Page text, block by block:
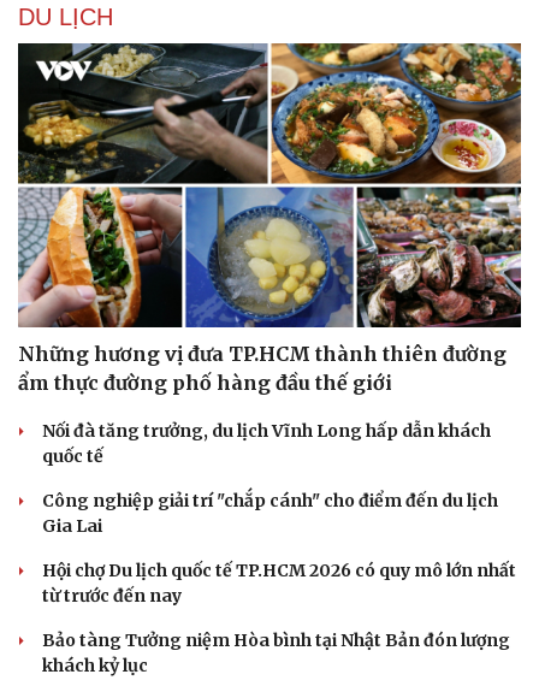
Nam khoa
Làm đẹp - giảm cân
Phòng mạch online
Ăn sạch sống khỏe
DU LỊCH
Những hương vị đưa TP.HCM thành thiên đường
ẩm thực đường phố hàng đầu thế giới
Nối đà tăng trưởng, du lịch Vĩnh Long hấp dẫn khách
quốc tế
Công nghiệp giải trí "chắp cánh" cho điểm đến du lịch
Gia Lai
Hội chợ Du lịch quốc tế TP.HCM 2026 có quy mô lớn nhất
từ trước đến nay
Bảo tàng Tưởng niệm Hòa bình tại Nhật Bản đón lượng
khách kỷ lục